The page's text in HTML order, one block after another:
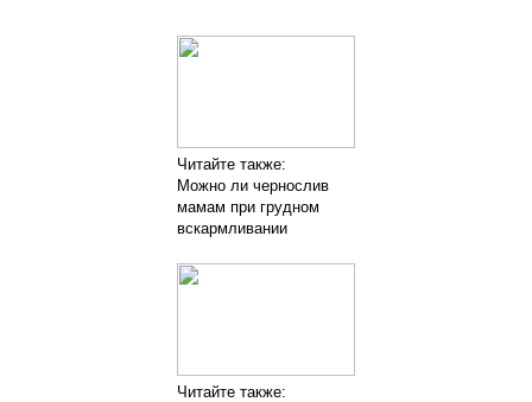
Читайте также:
Можно ли чернослив
мамам при грудном
вскармливании
Читайте также: